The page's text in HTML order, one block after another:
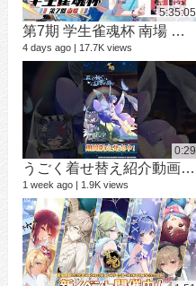
5:35:05
第7期 学生雀魂杯 南場 決勝
4 days ago 17.7K views
0:29
うごく着せ替え紹介動画 七海 礼奈 #shorts
1 week ago 1.9K views